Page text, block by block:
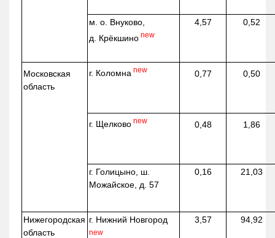
м. о. Внуково,
д. Крёкшино new
4,57 0,52
Московская
область
г. Коломна new 0,77 0,50
г. Щелково new 0,48 1,86
г. Голицыно, ш.
Можайское, д. 57
0,16 21,03
Нижегородская
область
г. Нижний Новгород
new
3,57 94,92